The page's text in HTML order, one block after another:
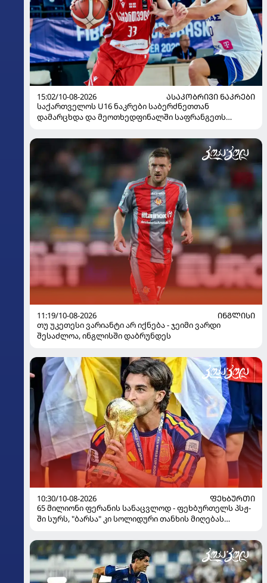
15:02/10-08-2026
ᲐᲡᲐᲙᲝᲑᲠᲘᲕᲘ ᲜᲐᲙᲠᲔᲑᲘ
საქართველოს U16 ნაკრები საბერძნეთთან
დამარცხდა და მეოთხედფინალში საფრანგეთს
11:19/10-08-2026
ᲘᲜᲒᲚᲘᲡᲘ
თუ უკეთესი ვარიანტი არ იქნება - ჯეიმი ვარდი
შესაძლოა, ინგლისში დაბრუნდეს
10:30/10-08-2026
ᲤᲔᲮᲑᲣᲠᲗᲘ
65 მილიონი ფერანის სანაცვლოდ - ფეხბურთელს პსჟ-
ში სურს, "ბარსა" კი სოლიდური თანხის მიღებას